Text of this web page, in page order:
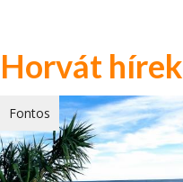
Horvát hírek
Fontos